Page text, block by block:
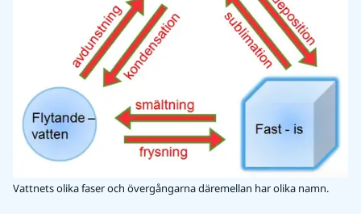
Vattnets olika faser och övergångarna däremellan har olika namn.